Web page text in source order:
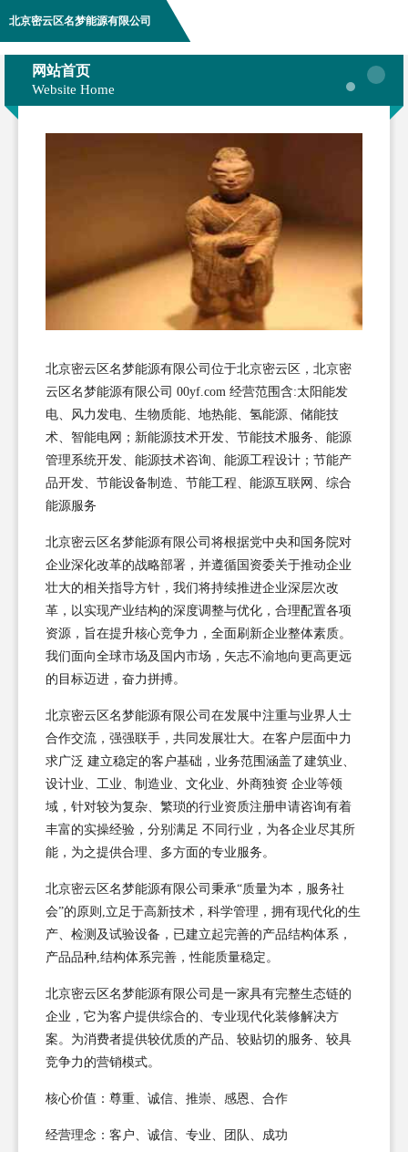
北京密云区名梦能源有限公司
网站首页
Website Home
北京密云区名梦能源有限公司位于北京密云区，北京密
云区名梦能源有限公司 00yf.com 经营范围含:太阳能发
电、风力发电、生物质能、地热能、氢能源、储能技
术、智能电网；新能源技术开发、节能技术服务、能源
管理系统开发、能源技术咨询、能源工程设计；节能产
品开发、节能设备制造、节能工程、能源互联网、综合
能源服务
北京密云区名梦能源有限公司将根据党中央和国务院对
企业深化改革的战略部署，并遵循国资委关于推动企业
壮大的相关指导方针，我们将持续推进企业深层次改
革，以实现产业结构的深度调整与优化，合理配置各项
资源，旨在提升核心竞争力，全面刷新企业整体素质。
我们面向全球市场及国内市场，矢志不渝地向更高更远
的目标迈进，奋力拼搏。
北京密云区名梦能源有限公司在发展中注重与业界人士
合作交流，强强联手，共同发展壮大。在客户层面中力
求广泛 建立稳定的客户基础，业务范围涵盖了建筑业、
设计业、工业、制造业、文化业、外商独资 企业等领
域，针对较为复杂、繁琐的行业资质注册申请咨询有着
丰富的实操经验，分别满足 不同行业，为各企业尽其所
能，为之提供合理、多方面的专业服务。
北京密云区名梦能源有限公司秉承“质量为本，服务社
会”的原则,立足于高新技术，科学管理，拥有现代化的生
产、检测及试验设备，已建立起完善的产品结构体系，
产品品种,结构体系完善，性能质量稳定。
北京密云区名梦能源有限公司是一家具有完整生态链的
企业，它为客户提供综合的、专业现代化装修解决方
案。为消费者提供较优质的产品、较贴切的服务、较具
竞争力的营销模式。
核心价值：尊重、诚信、推崇、感恩、合作
经营理念：客户、诚信、专业、团队、成功